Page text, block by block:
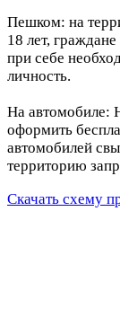
Пешком: на
18 лет,
при себе
личность.
На автомобиле:
оформить
автомобилей
территорию
Скачать схему